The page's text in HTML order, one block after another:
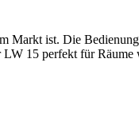
Markt ist. Die
LW 15 perfekt für